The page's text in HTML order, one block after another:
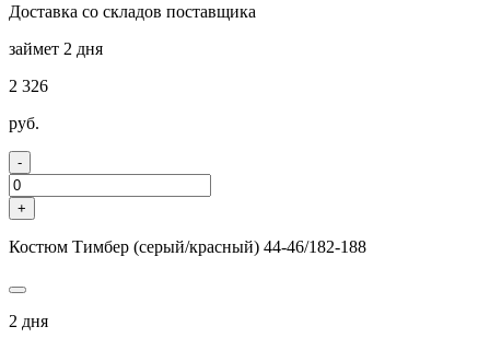
Доставка со складов поставщика
займет 2 дня
2 326
руб.
-
+
Костюм Тимбер (серый/красный) 44-46/182-188
2 дня